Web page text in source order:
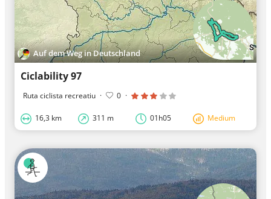
Auf dem Weg in Deutschland
Ciclability 97
Ruta ciclista recreatiu · 0 ·
16,3 km 311 m 01h05 Medium